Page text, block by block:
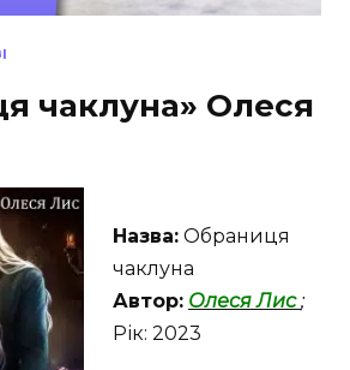
чаклуна» Олеся
Назва: Обраниця
чаклуна
Автор: Олеся Лис;
Рік: 2023